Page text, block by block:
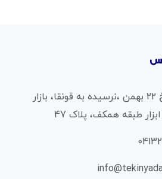
تبریز،خ ۲۲ بهمن ،نرسیده به قونقا، بازار
طبقه همکف، پلاک 47